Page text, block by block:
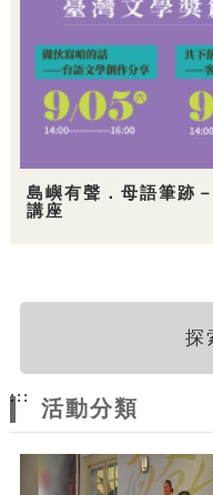
島嶼有聲．母語筆跡
講座
探
:::
活動分類